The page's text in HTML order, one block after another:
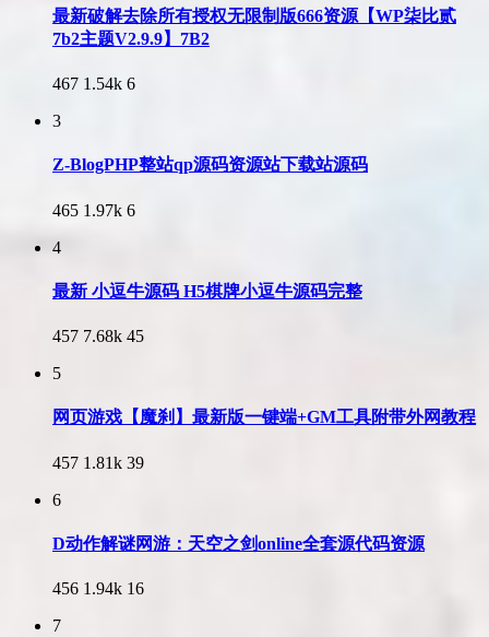
最新破解去除所有授权无限制版666资源【WP柒比贰
7b2主题V2.9.9】7B2
467 1.54k 6
3
Z-BlogPHP整站qp源码资源站下载站源码
465 1.97k 6
4
最新 小逗牛源码 H5棋牌小逗牛源码完整
457 7.68k 45
5
网页游戏【魔刹】最新版一键端+GM工具附带外网教程
457 1.81k 39
6
D动作解谜网游：天空之剑online全套源代码资源
456 1.94k 16
7